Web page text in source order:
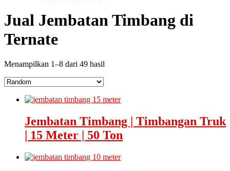
Jual Jembatan Timbang di
Ternate
Menampilkan 1–8 dari 49 hasil
Jembatan Timbang | Timbangan Truk
| 15 Meter | 50 Ton